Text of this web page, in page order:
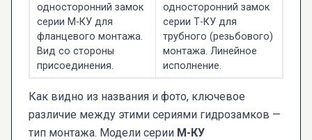
односторонний замок
серии М-КУ для
фланцевого монтажа.
Вид со стороны
присоединения.
односторонний замок
серии Т-КУ для
трубного (резьбового)
монтажа. Линейное
исполнение.
Как видно из названия и фото, ключевое
различие между этими сериями гидрозамков —
тип монтажа. Модели серии М-КУ